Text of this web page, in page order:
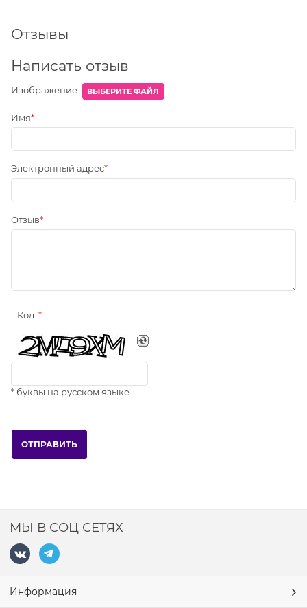
Отзывы
Написать отзыв
Изображение ВЫБЕРИТЕ ФАЙЛ
Имя
Электронный адрес
Отзыв
Код
* буквы на русском языке
МЫ В СОЦ СЕТЯХ
Информация